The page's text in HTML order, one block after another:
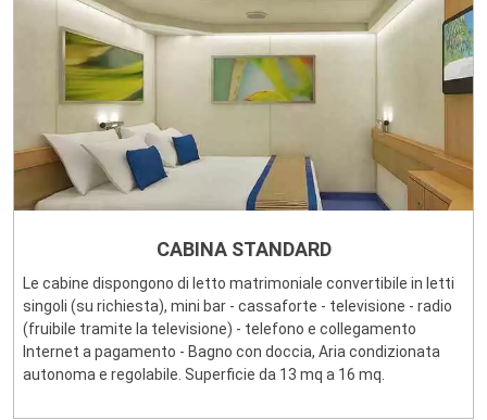
CABINA STANDARD
Le cabine dispongono di letto matrimoniale convertibile in letti
singoli (su richiesta), mini bar - cassaforte - televisione - radio
(fruibile tramite la televisione) - telefono e collegamento
Internet a pagamento - Bagno con doccia, Aria condizionata
autonoma e regolabile. Superficie da 13 mq a 16 mq.